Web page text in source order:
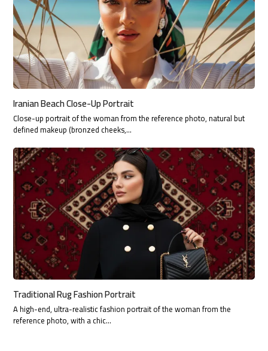
Iranian Beach Close-Up Portrait
Close-up portrait of the woman from the reference photo, natural but
defined makeup (bronzed cheeks,…
Traditional Rug Fashion Portrait
A high-end, ultra-realistic fashion portrait of the woman from the
reference photo, with a chic…